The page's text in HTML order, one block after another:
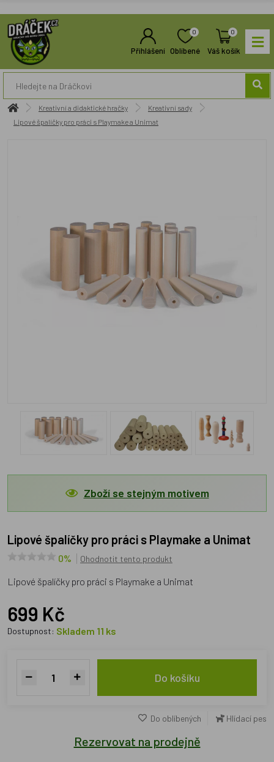
Přihlášení
0
Oblíbené
0
Váš košík
Kreativní a didaktické hračky
Kreativní sady
Lipové špalíčky pro práci s Playmake a Unimat
Zboží se stejným motivem
Lipové špalíčky pro práci s Playmake a Unimat
0% Ohodnotit tento produkt
Lipové špalíčky pro práci s Playmake a Unimat
699 Kč
Dostupnost: Skladem 11 ks
Do košíku
Do oblíbených Hlídací pes
Rezervovat na prodejně